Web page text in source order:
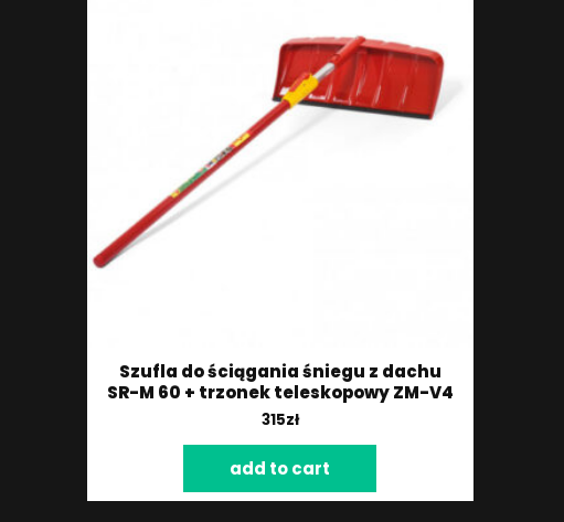
Szufla do ściągania śniegu z dachu
SR-M 60 + trzonek teleskopowy ZM-V4
315zł
add to cart